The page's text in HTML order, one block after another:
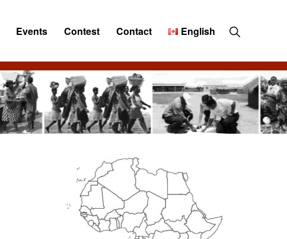
Events Contest Contact English Show
Search
Primary
Sidebar